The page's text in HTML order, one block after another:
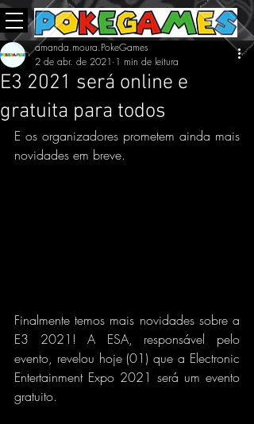
E3 2021 será online e
gratuita para todos
amanda.moura.PokeGames
2 de abr. de 2021 1 min de leitura
E os organizadores prometem ainda mais
novidades em breve.
Finalmente temos mais novidades sobre a
E3 2021! A ESA, responsável pelo
evento, revelou hoje (01) que a Electronic
Entertainment Expo 2021 será um evento
gratuito.